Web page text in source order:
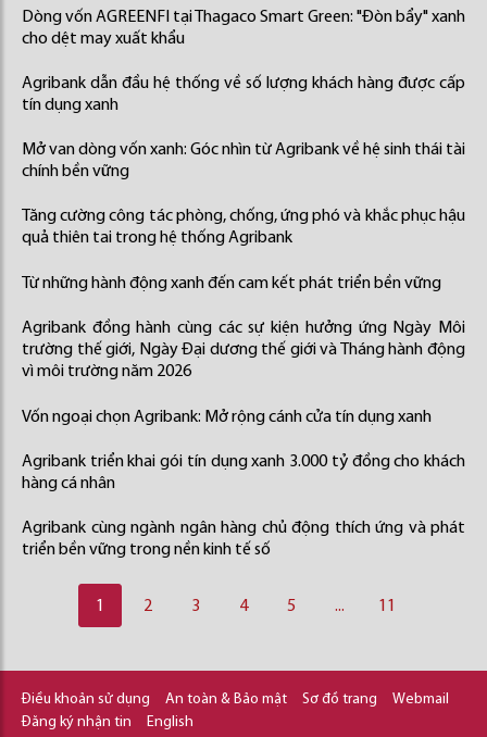
Dòng vốn AGREENFI tại Thagaco Smart Green: "Đòn bẩy" xanh
cho dệt may xuất khẩu
Agribank dẫn đầu hệ thống về số lượng khách hàng được cấp
tín dụng xanh
Mở van dòng vốn xanh: Góc nhìn từ Agribank về hệ sinh thái tài
chính bền vững
Tăng cường công tác phòng, chống, ứng phó và khắc phục hậu
quả thiên tai trong hệ thống Agribank
Từ những hành động xanh đến cam kết phát triển bền vững
Agribank đồng hành cùng các sự kiện hưởng ứng Ngày Môi
trường thế giới, Ngày Đại dương thế giới và Tháng hành động
vì môi trường năm 2026
Vốn ngoại chọn Agribank: Mở rộng cánh cửa tín dụng xanh
Agribank triển khai gói tín dụng xanh 3.000 tỷ đồng cho khách
hàng cá nhân
Agribank cùng ngành ngân hàng chủ động thích ứng và phát
triển bền vững trong nền kinh tế số
1 2 3 4 5 ... 11
Điều khoản sử dụng An toàn & Bảo mật Sơ đồ trang
Webmail
Đăng ký nhận tin
English